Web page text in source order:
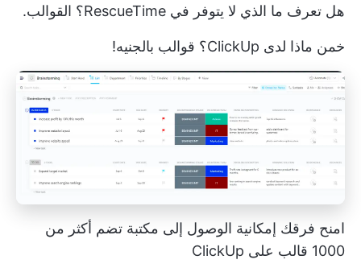
هل تعرف ما الذي لا يتوفر في RescueTime؟ القوالب.
خمن ماذا لدى ClickUp؟ قوالب بالجنيه!
امنح فرقك إمكانية الوصول إلى مكتبة تضم أكثر من
1000 قالب على ClickUp